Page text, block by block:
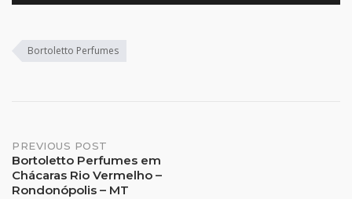
Bortoletto Perfumes
Post
navigation
PREVIOUS POST
Bortoletto Perfumes em
Chácaras Rio Vermelho –
Rondonópolis – MT